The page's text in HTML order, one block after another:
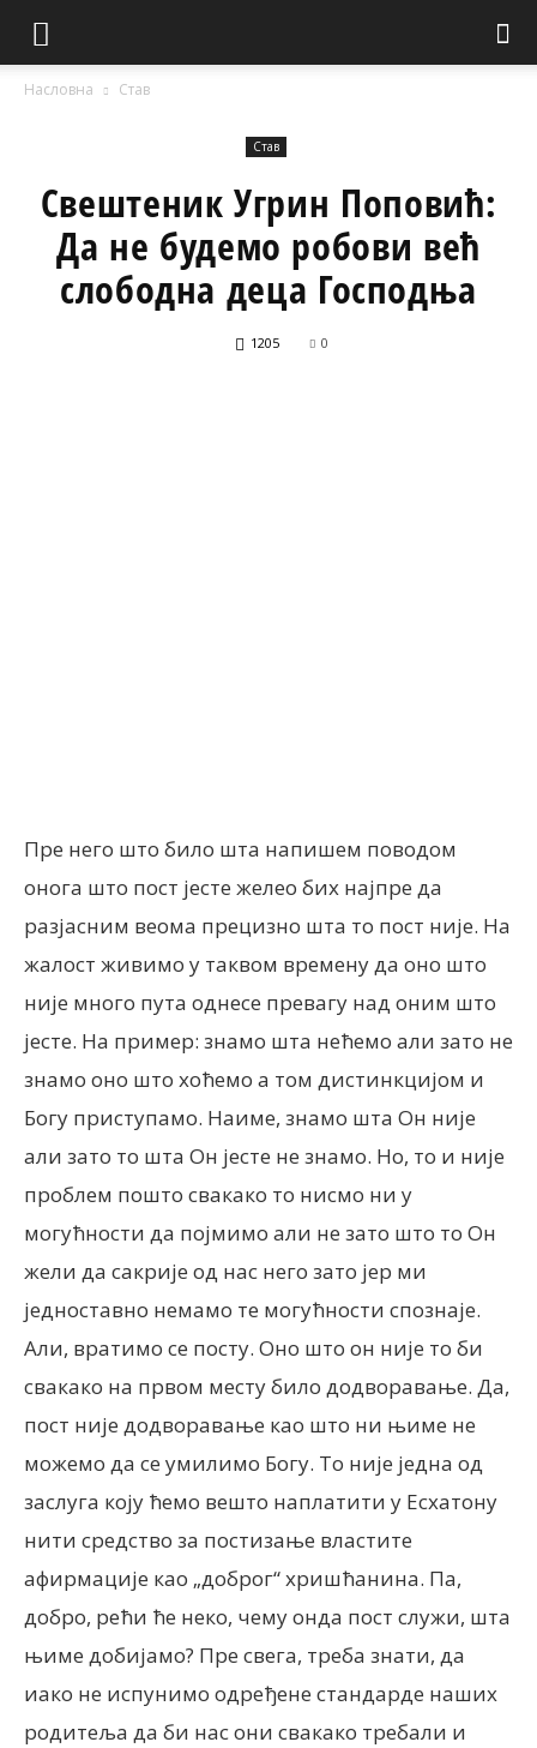
Насловна Став
Став
Свештеник Угрин Поповић:
Да не будемо робови већ
слободна деца Господња
1205 0
Пре него што било шта напишем поводом
онога што пост јесте желео бих најпре да
разјасним веома прецизно шта то пост није. На
жалост живимо у таквом времену да оно што
није много пута однесе превагу над оним што
јесте. На пример: знамо шта нећемо али зато не
знамо оно што хоћемо а том дистинкцијом и
Богу приступамо. Наиме, знамо шта Он није
али зато то шта Он јесте не знамо. Но, то и није
проблем пошто свакако то нисмо ни у
могућности да појмимо али не зато што то Он
жели да сакрије од нас него зато јер ми
једноставно немамо те могућности спознаје.
Али, вратимо се посту. Оно што он није то би
свакако на првом месту било додворавање. Да,
пост није додворавање као што ни њиме не
можемо да се умилимо Богу. То није једна од
заслуга коју ћемо вешто наплатити у Есхатону
нити средство за постизање властите
афирмације као „доброг“ хришћанина. Па,
добро, рећи ће неко, чему онда пост служи, шта
њиме добијамо? Пре свега, треба знати, да
иако не испунимо одређене стандарде наших
родитеља да би нас они свакако требали и